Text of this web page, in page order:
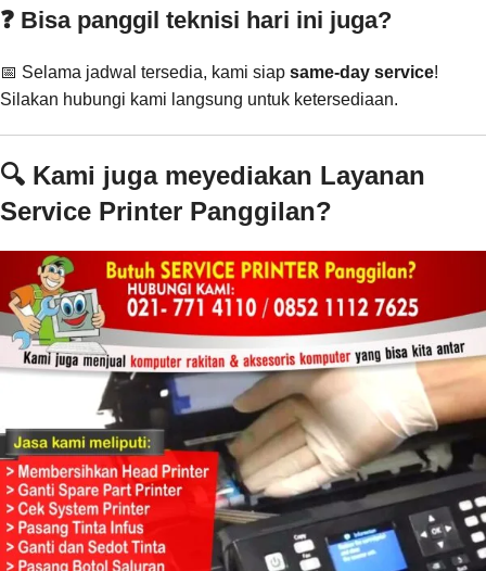
❓ Bisa panggil teknisi hari ini juga?
📅 Selama jadwal tersedia, kami siap same-day service!
Silakan hubungi kami langsung untuk ketersediaan.
🔍 Kami juga meyediakan Layanan
Service Printer Panggilan?